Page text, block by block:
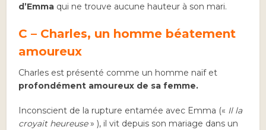
d’Emma qui ne trouve aucune hauteur à son mari.
C – Charles, un homme béatement
amoureux
Charles est présenté comme un homme naïf et
profondément amoureux de sa femme.
Inconscient de la rupture entamée avec Emma (« Il la
croyait heureuse» ), il vit depuis son mariage dans un